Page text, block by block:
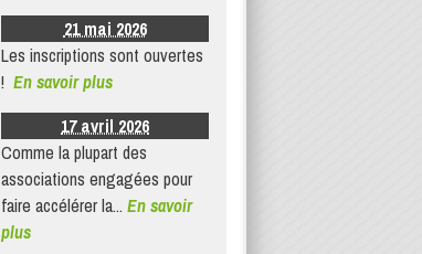
21 mai 2026
Les inscriptions sont ouvertes
! En savoir plus
17 avril 2026
Comme la plupart des
associations engagées pour
faire accélérer la... En savoir
plus